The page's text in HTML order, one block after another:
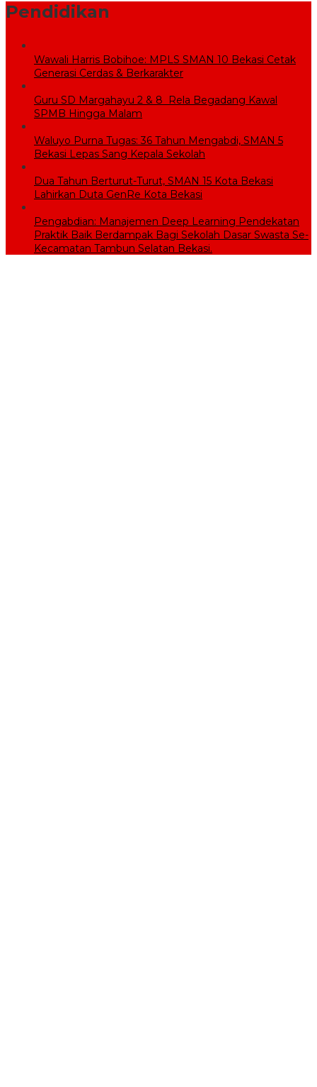
Pendidikan
Wawali Harris Bobihoe: MPLS SMAN 10 Bekasi Cetak
Generasi Cerdas & Berkarakter
Guru SD Margahayu 2 & 8 Rela Begadang Kawal
SPMB Hingga Malam
Waluyo Purna Tugas: 36 Tahun Mengabdi, SMAN 5
Bekasi Lepas Sang Kepala Sekolah
Dua Tahun Berturut-Turut, SMAN 15 Kota Bekasi
Lahirkan Duta GenRe Kota Bekasi
Pengabdian: Manajemen Deep Learning Pendekatan
Praktik Baik Berdampak Bagi Sekolah Dasar Swasta Se-
Kecamatan Tambun Selatan Bekasi.